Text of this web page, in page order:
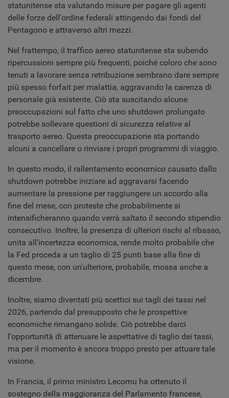
statunitense sta valutando misure per pagare gli agenti
delle forze dell'ordine federali attingendo dai fondi del
Pentagono e attraverso altri mezzi.
Nel frattempo, il traffico aereo statunitense sta subendo
ripercussioni sempre più frequenti, poiché coloro che sono
tenuti a lavorare senza retribuzione sembrano dare sempre
più spesso forfait per malattia, aggravando la carenza di
personale già esistente. Ciò sta suscitando alcune
preoccupazioni sul fatto che uno shutdown prolungato
potrebbe sollevare questioni di sicurezza relative al
trasporto aereo. Questa preoccupazione sta portando
alcuni a cancellare o rinviare i propri programmi di viaggio.
In questo modo, il rallentamento economico causato dallo
shutdown potrebbe iniziare ad aggravarsi facendo
aumentare la pressione per raggiungere un accordo alla
fine del mese, con proteste che probabilmente si
intensificheranno quando verrà saltato il secondo stipendio
consecutivo. Inoltre, la presenza di ulteriori rischi al ribasso,
unita all'incertezza economica, rende molto probabile che
la Fed proceda a un taglio di 25 punti base alla fine di
questo mese, con un'ulteriore, probabile, mossa anche a
dicembre.
Inoltre, siamo diventati più scettici sui tagli dei tassi nel
2026, partendo dal presupposto che le prospettive
economiche rimangano solide. Ciò potrebbe darci
l'opportunità di attenuare le aspettative di taglio dei tassi,
ma per il momento è ancora troppo presto per attuare tale
visione.
In Francia, il primo ministro Lecornu ha ottenuto il
sostegno della maggioranza del Parlamento francese,